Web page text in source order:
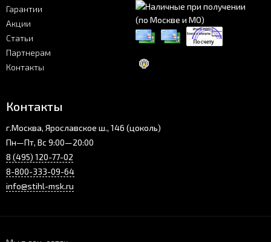
Гарантии
Акции
Статьи
Партнерам
Контакты
Контакты
г.Москва, Ярославское ш., 146 (цоколь)
Пн—Пт, Вс 9:00—20:00
8 (495) 120-77-02
8-800-333-09-64
info@stihl-msk.ru